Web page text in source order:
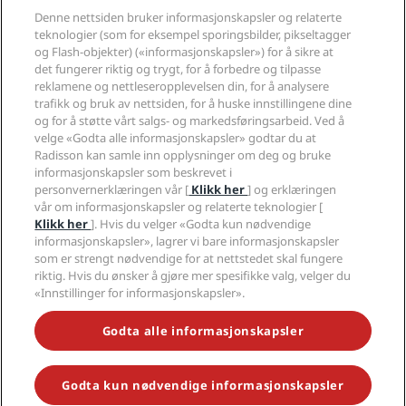
Nye hoteller og hoteller under utvikling
Radisson Hotels APP
Sportsgodkjente hoteller
Familievennlige hoteller
Helse og sikkerhet
Radisson Hotel Group
Presse
Jobb i RHG
Jobb i PPHE
Karriere EHL
The Club by RHG
Utviklingsmuligheter
Ansvarlig virksomhet
Innkjøp
Juridisk
Personvernsenter
Juridisk informasjon
Vilkår og betingelser for Radisson Rewards
Avtale om nettstedsbruk
Digital tilgjengelighet
Erklæring om moderne slaveri
Redegjørelse om våre aktsomhetsvuderinger
Hjelp
Forbrukervarsler
Kontakt
VANLIGE SPØRSMÅL
Sidekart
Sosiale medier
Radisson Hotels-merker
GÅ ALDRI GLIPP AV DE MEST POPULÆRE TILBUDENE VÅRE
© 2026 Radisson Hotel Group.Med enerett. RHG Radisson Hotel
Denne nettsiden bruker informasjonskapsler og relaterte
teknologier (som for eksempel sporingsbilder, pikseltagger
og Flash-objekter) («informasjonskapsler») for å sikre at
det fungerer riktig og trygt, for å forbedre og tilpasse
reklamene og nettleseropplevelsen din, for å analysere
trafikk og bruk av nettsiden, for å huske innstillingene dine
og for å støtte vårt salgs- og markedsføringsarbeid. Ved å
velge «Godta alle informasjonskapsler» godtar du at
Radisson kan samle inn opplysninger om deg og bruke
informasjonskapsler som beskrevet i
personvernerklæringen vår [ Klikk her] og erklæringen
vår om informasjonskapsler og relaterte teknologier [
Klikk her]. Hvis du velger «Godta kun nødvendige
informasjonskapsler», lagrer vi bare informasjonskapsler
som er strengt nødvendige for at nettstedet skal fungere
riktig. Hvis du ønsker å gjøre mer spesifikke valg, velger du
«Innstillinger for informasjonskapsler».
Godta alle informasjonskapsler
Godta kun nødvendige informasjonskapsler